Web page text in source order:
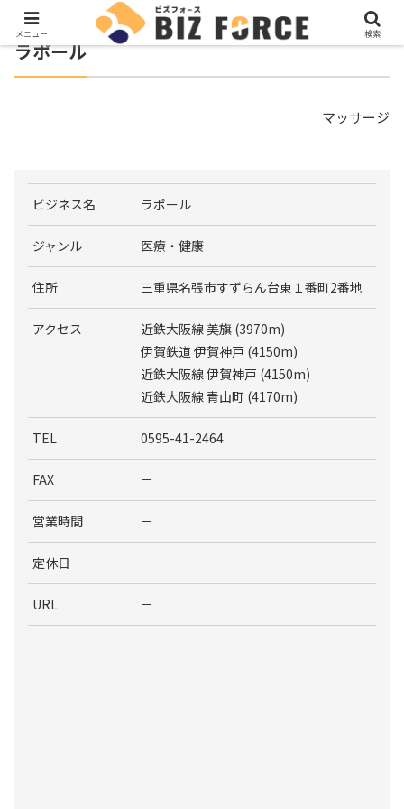
ラポール
マッサージ
ビジネス名 ラポール
ジャンル 医療・健康
住所 三重県名張市すずらん台東１番町2番地
アクセス
近鉄大阪線 美旗 (3970m)
伊賀鉄道 伊賀神戸 (4150m)
近鉄大阪線 伊賀神戸 (4150m)
近鉄大阪線 青山町 (4170m)
TEL 0595-41-2464
FAX －
営業時間 －
定休日 －
URL －
メニュー 検索